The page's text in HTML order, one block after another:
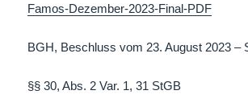
Famos-Dezember-2023-Final-PDF
BGH, Beschluss vom 23. August 2023 –
§§ 30, Abs. 2 Var. 1, 31 StGB